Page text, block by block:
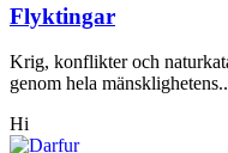
Flyktingar
Krig, konflikter och
genom hela
Hi